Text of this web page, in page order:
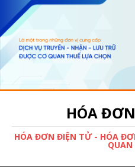
HÓA
HÓA ĐƠN ĐIỆN TỬ - HÓA
QUAN